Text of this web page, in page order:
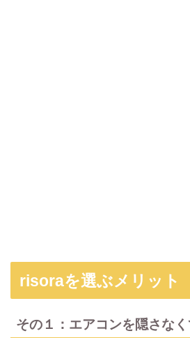
risoraを選ぶメリット
その１：エアコンを隠さな